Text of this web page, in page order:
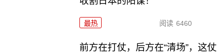
最热 阅读 6460
前方在打仗，后方在“清场”，这仗